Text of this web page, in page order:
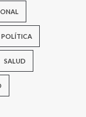
POLÍTICA
SALUD